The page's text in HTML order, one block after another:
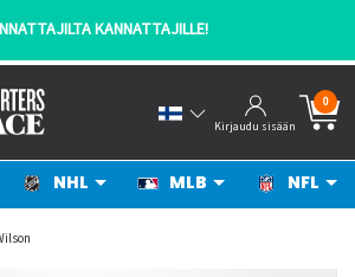
KANNATTAJILLE!
Kirjaudu sisään
0
NHL MLB NFL